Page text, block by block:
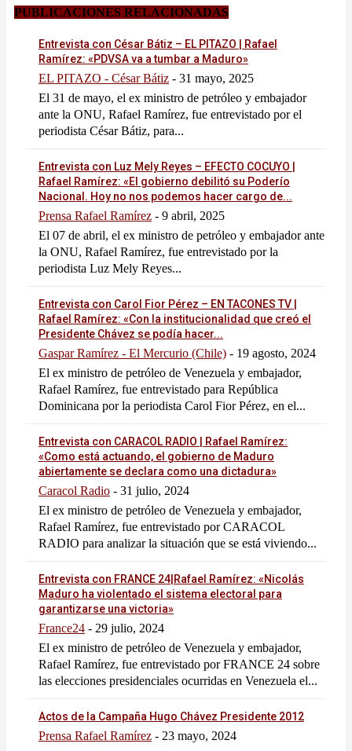
PUBLICACIONES RELACIONADAS
Entrevista con César Bátiz – EL PITAZO | Rafael
Ramírez: «PDVSA va a tumbar a Maduro»
EL PITAZO - César Bátiz - 31 mayo, 2025
El 31 de mayo, el ex ministro de petróleo y embajador
ante la ONU, Rafael Ramírez, fue entrevistado por el
periodista César Bátiz, para...
Entrevista con Luz Mely Reyes – EFECTO COCUYO |
Rafael Ramírez: «El gobierno debilitó su Poderío
Nacional. Hoy no nos podemos hacer cargo de...
Prensa Rafael Ramírez - 9 abril, 2025
El 07 de abril, el ex ministro de petróleo y embajador ante
la ONU, Rafael Ramírez, fue entrevistado por la
periodista Luz Mely Reyes...
Entrevista con Carol Fior Pérez – EN TACONES TV |
Rafael Ramírez: «Con la institucionalidad que creó el
Presidente Chávez se podía hacer...
Gaspar Ramírez - El Mercurio (Chile) - 19 agosto, 2024
El ex ministro de petróleo de Venezuela y embajador,
Rafael Ramírez, fue entrevistado para República
Dominicana por la periodista Carol Fior Pérez, en el...
Entrevista con CARACOL RADIO | Rafael Ramírez:
«Como está actuando, el gobierno de Maduro
abiertamente se declara como una dictadura»
Caracol Radio - 31 julio, 2024
El ex ministro de petróleo de Venezuela y embajador,
Rafael Ramírez, fue entrevistado por CARACOL
RADIO para analizar la situación que se está viviendo...
Entrevista con FRANCE 24|Rafael Ramírez: «Nicolás
Maduro ha violentado el sistema electoral para
garantizarse una victoria»
France24 - 29 julio, 2024
El ex ministro de petróleo de Venezuela y embajador,
Rafael Ramírez, fue entrevistado por FRANCE 24 sobre
las elecciones presidenciales ocurridas en Venezuela el...
Actos de la Campaña Hugo Chávez Presidente 2012
Prensa Rafael Ramírez - 23 mayo, 2024